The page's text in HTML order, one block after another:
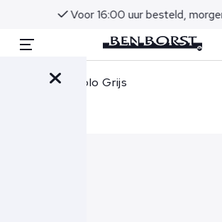
Voor 16:00 uur besteld,
Hugo Boss Polo Grijs